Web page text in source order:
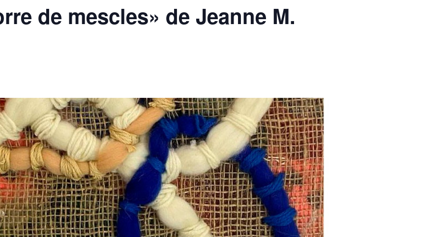
de mescles» de Jeanne M.